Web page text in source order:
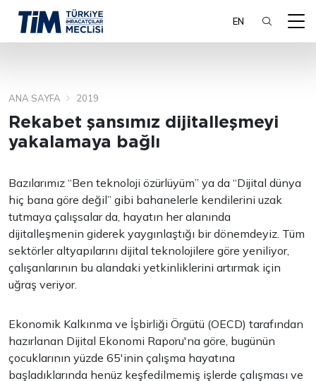
EN
ANA SAYFA 2019
Rekabet şansımız dijitalleşmeyi
yakalamaya bağlı
Bazılarımız “Ben teknoloji özürlüyüm” ya da “Dijital dünya
hiç bana göre değil” gibi bahanelerle kendilerini uzak
tutmaya çalışsalar da, hayatın her alanında
dijitalleşmenin giderek yaygınlaştığı bir dönemdeyiz. Tüm
sektörler altyapılarını dijital teknolojilere göre yeniliyor,
çalışanlarının bu alandaki yetkinliklerini artırmak için
uğraş veriyor.
Ekonomik Kalkınma ve İşbirliği Örgütü (OECD) tarafından
hazırlanan Dijital Ekonomi Raporu'na göre, bugünün
çocuklarının yüzde 65'inin çalışma hayatına
başladıklarında henüz keşfedilmemiş işlerde çalışması ve